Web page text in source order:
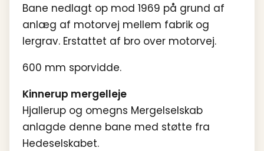
Bane nedlagt op mod 1969 på grund af
anlæg af motorvej mellem fabrik og
lergrav. Erstattet af bro over motorvej.
600 mm sporvidde.
Kinnerup mergelleje
Hjallerup og omegns Mergelselskab
anlagde denne bane med støtte fra
Hedeselskabet.